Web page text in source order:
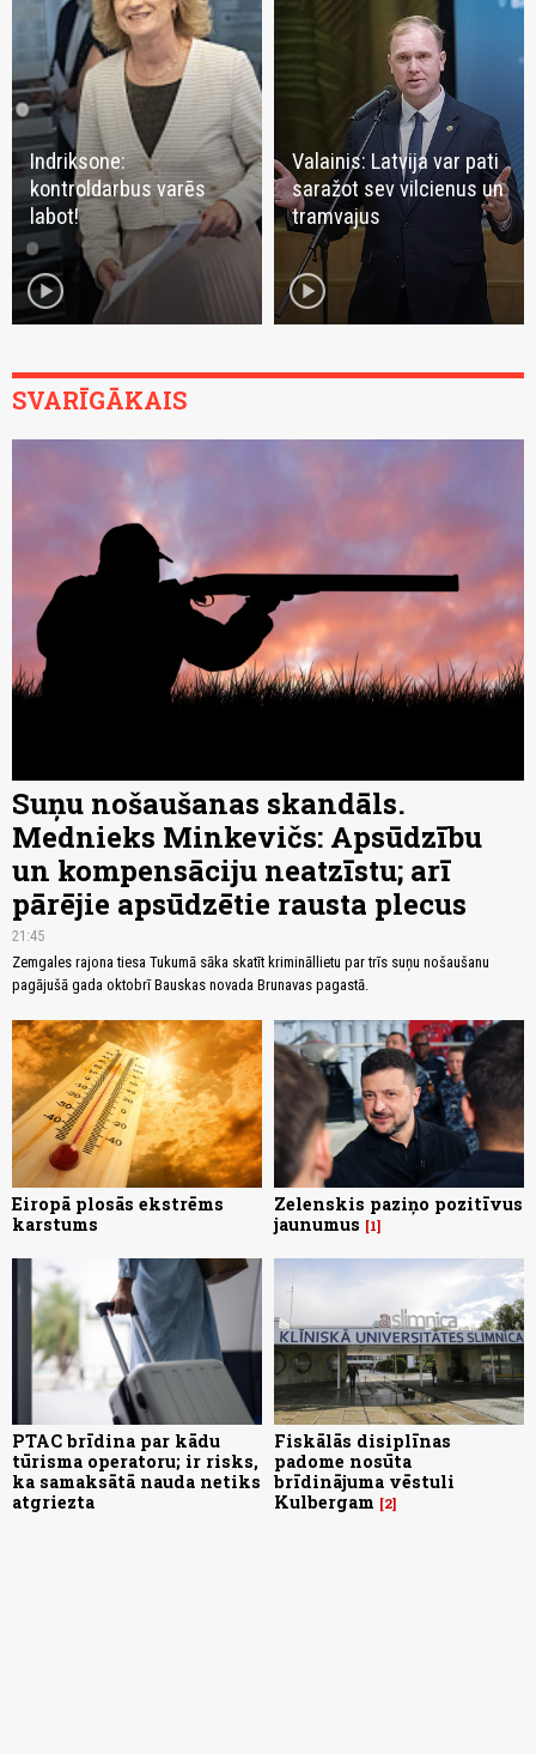
Indriksone:
kontroldarbus varēs
labot!
play_circle
Valainis: Latvija var pati
saražot sev vilcienus un
tramvajus
play_circle
SVARĪGĀKAIS
Suņu nošaušanas skandāls.
Mednieks Minkevičs: Apsūdzību
un kompensāciju neatzīstu; arī
pārējie apsūdzētie rausta plecus
21:45
Zemgales rajona tiesa Tukumā sāka skatīt krimināllietu par trīs suņu nošaušanu
pagājušā gada oktobrī Bauskas novada Brunavas pagastā.
Eiropā plosās ekstrēms
karstums
Zelenskis paziņo pozitīvus
jaunumus
1
PTAC brīdina par kādu
tūrisma operatoru; ir risks,
ka samaksātā nauda netiks
atgriezta
Fiskālās disiplīnas
padome nosūta
brīdinājuma vēstuli
Kulbergam
2